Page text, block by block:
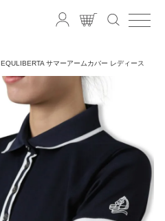
EQULIBERTA サマーアームカバー レディース